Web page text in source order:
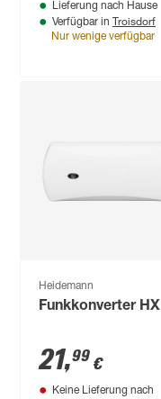
Lieferung nach Hause
Verfügbar in Troisdorf
Nur wenige verfügbar
Heidemann
Funkkonverter HX
21,99 €
Keine Lieferung nach